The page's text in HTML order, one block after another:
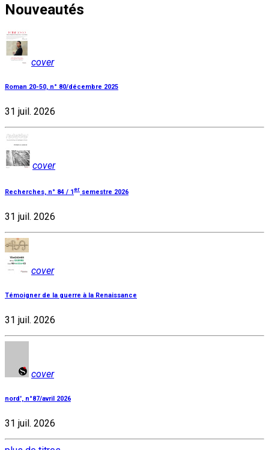
Nouveautés
cover
Roman 20-50, n° 80/décembre 2025
31 juil. 2026
cover
Recherches, n° 84 / 1er semestre 2026
31 juil. 2026
cover
Témoigner de la guerre à la Renaissance
31 juil. 2026
cover
nord', n°87/avril 2026
31 juil. 2026